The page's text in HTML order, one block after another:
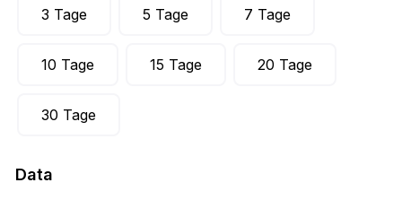
3 Tage 5 Tage 7 Tage
10 Tage 15 Tage 20 Tage
30 Tage
Data